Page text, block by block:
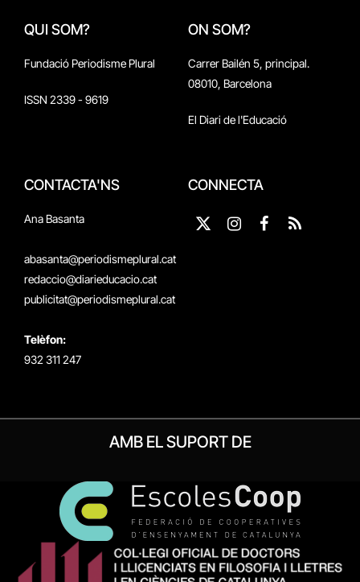
QUI SOM?
Fundació Periodisme Plural
ISSN 2339 - 9619
ON SOM?
Carrer Bailén 5, principal.
08010, Barcelona
El Diari de l'Educació
CONTACTA'NS
Ana Basanta
abasanta@periodismeplural.cat
redaccio@diarieducacio.cat
publicitat@periodismeplural.cat
Telèfon:
932 311 247
CONNECTA
X
Instagram
Facebook
RSS
AMB EL SUPORT DE